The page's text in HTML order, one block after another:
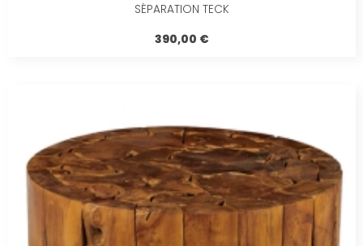
SÉPARATION TECK
390,00 €